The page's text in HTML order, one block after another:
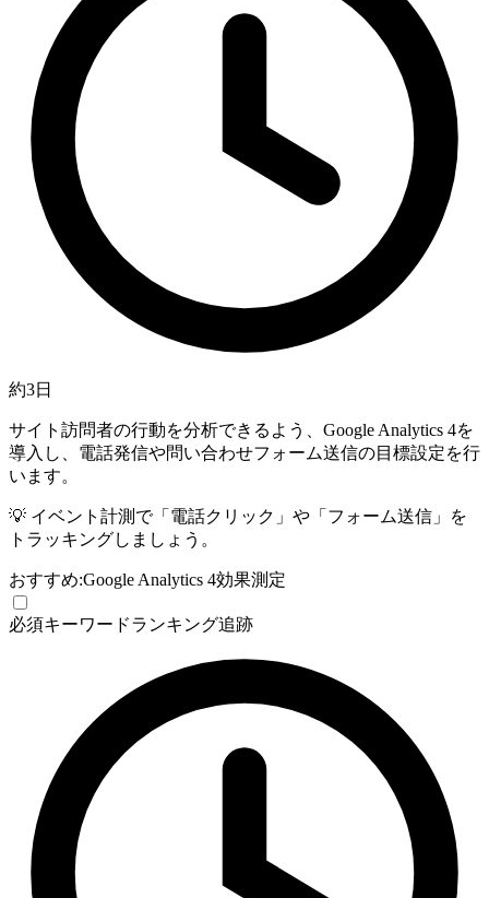
約3日
サイト訪問者の行動を分析できるよう、Google Analytics 4を
導入し、電話発信や問い合わせフォーム送信の目標設定を行
います。
💡 イベント計測で「電話クリック」や「フォーム送信」を
トラッキングしましょう。
おすすめ:Google Analytics 4効果測定
必須キーワードランキング追跡